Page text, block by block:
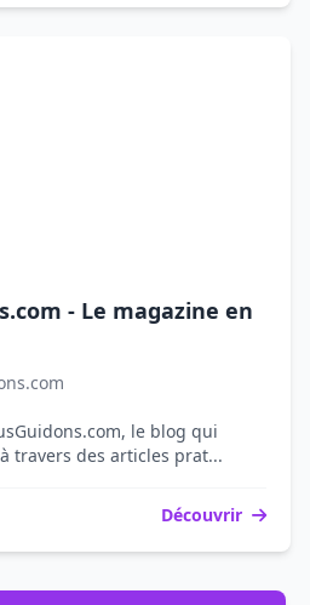
- Le magazine en
le blog qui
travers des articles prat...
Découvrir